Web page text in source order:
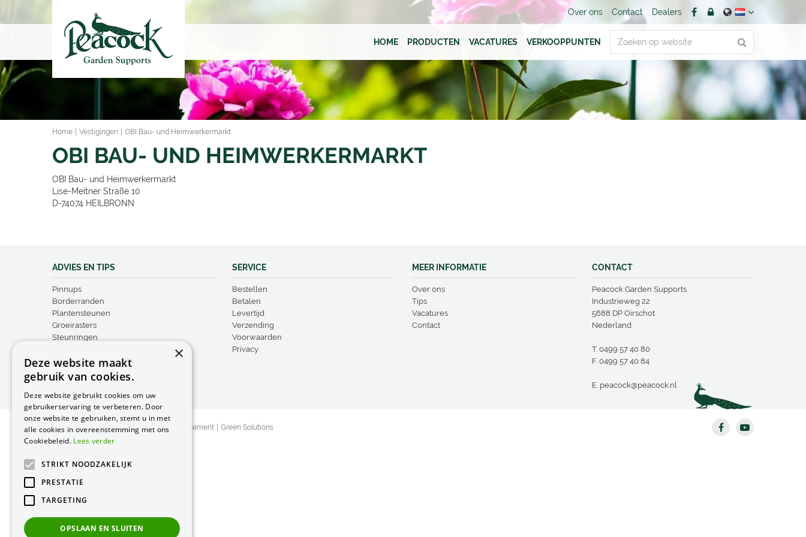
Home Vestigingen OBI Bau- und Heimwerkermarkt
Over ons Contact Dealers
HOME PRODUCTEN VACATURES VERKOOPPUNTEN
OBI BAU- UND HEIMWERKERMARKT
OBI Bau- und Heimwerkermarkt
Lise-Meitner Straße 10
D-74074 HEILBRONN
ADVIES EN TIPS
Pinnups
Borderranden
Plantensteunen
Groeirasters
Steunringen
SERVICE
Bestellen
Betalen
Levertijd
Verzending
Voorwaarden
Privacy
MEER INFORMATIE
Over ons
Tips
Vacatures
Contact
CONTACT
Peacock Garden Supports
Industrieweg 22
5688 DP Oirschot
Nederland
T. 0499 57 40 80
F. 0499 57 40 84
E. peacock@peacock.nl
© Peacock Garden Supports Privacy Statement Green Solutions
×
Deze website maakt
gebruik van cookies.
Deze website gebruikt cookies om uw
gebruikerservaring te verbeteren. Door
onze website te gebruiken, stemt u in met
alle cookies in overeenstemming met ons
Cookiebeleid. Lees verder
STRIKT NOODZAKELIJK
PRESTATIE
TARGETING
OPSLAAN EN SLUITEN